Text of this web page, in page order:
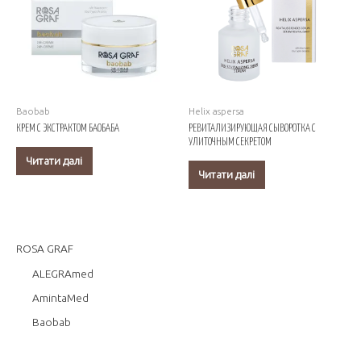
ROSA GRAF
ALEGRAmed
AmintaMed
Baobab
Baobab
КРЕМ С ЭКСТРАКТОМ БАОБАБА
Читати далі
Helix aspersa
РЕВИТАЛИЗИРУЮЩАЯ СЫВОРОТКА С
УЛИТОЧНЫМ СЕКРЕТОМ
Читати далі